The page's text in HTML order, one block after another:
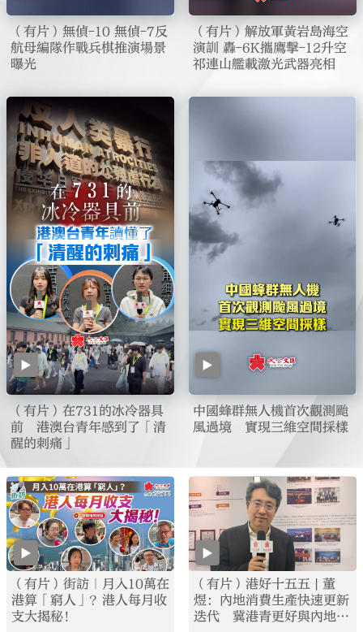
（有片）無偵-10 無偵-7反
航母編隊作戰兵棋推演場景
曝光
（有片）解放軍黃岩島海空
演訓 轟-6K攜鷹擊-12升空
祁連山艦載激光武器亮相
（有片）在731的冰冷器具
前 港澳台青年感到了「清
醒的刺痛」
中國蜂群無人機首次觀測颱
風過境 實現三維空間採樣
（有片）街訪｜月入10萬在
港算「窮人」？港人每月收
支大揭秘！
（有片）港好十五五 | 董
煜：內地消費生產快速更新
迭代 冀港青更好與內地對